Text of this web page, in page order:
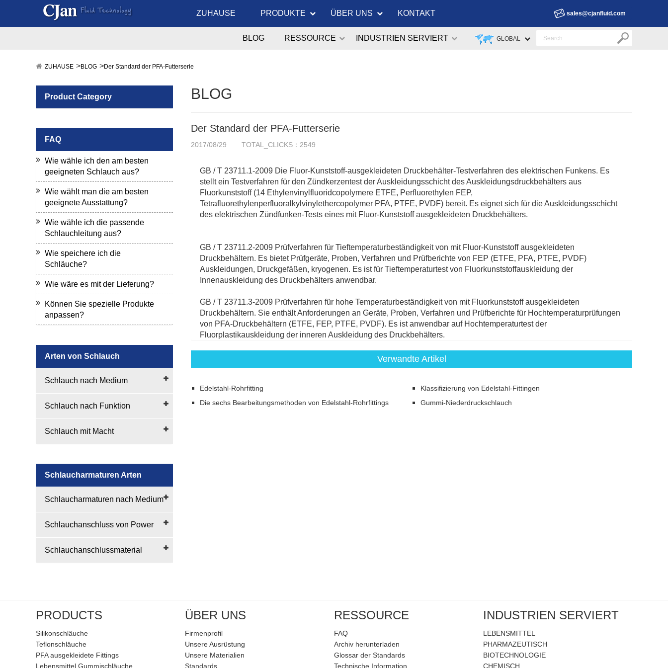
ZUHAUSE PRODUKTE ÜBER UNS KONTAKT sales@cjanfluid.com
GLOBAL
BLOG RESSOURCE INDUSTRIEN SERVIERT
ZUHAUSE BLOG Der Standard der PFA-Futterserie
Product Category
FAQ
Wie wähle ich den am besten
geeigneten Schlauch aus?
Wie wählt man die am besten
geeignete Ausstattung?
Wie wähle ich die passende
Schlauchleitung aus?
Wie speichere ich die
Schläuche?
Wie wäre es mit der Lieferung?
Können Sie spezielle Produkte
anpassen?
Arten von Schlauch
Schlauch nach Medium
Schlauch nach Funktion
Schlauch mit Macht
Schlaucharmaturen Arten
Schlaucharmaturen nach Medium
Schlauchanschluss von Power
Schlauchanschlussmaterial
BLOG
Der Standard der PFA-Futterserie
2017/08/29 TOTAL_CLICKS：2549
GB / T 23711.1-2009 Die Fluor-Kunststoff-ausgekleideten Druckbehälter-Testverfahren des elektrischen Funkens. Es
stellt ein Testverfahren für den Zündkerzentest der Auskleidungsschicht des Auskleidungsdruckbehälters aus
Fluorkunststoff (14 Ethylenvinylfluoridcopolymere ETFE, Perfluorethylen FEP,
Tetrafluorethylenperfluoralkylvinylethercopolymer PFA, PTFE, PVDF) bereit. Es eignet sich für die Auskleidungsschicht
des elektrischen Zündfunken-Tests eines mit Fluor-Kunststoff ausgekleideten Druckbehälters.
GB / T 23711.2-2009 Prüfverfahren für Tieftemperaturbeständigkeit von mit Fluor-Kunststoff ausgekleideten
Druckbehältern. Es bietet Prüfgeräte, Proben, Verfahren und Prüfberichte von FEP (ETFE, PFA, PTFE, PVDF)
Auskleidungen, Druckgefäßen, kryogenen. Es ist für Tieftemperaturtest von Fluorkunststoffauskleidung der
Innenauskleidung des Druckbehälters anwendbar.
GB / T 23711.3-2009 Prüfverfahren für hohe Temperaturbeständigkeit von mit Fluorkunststoff ausgekleideten
Druckbehältern. Sie enthält Anforderungen an Geräte, Proben, Verfahren und Prüfberichte für Hochtemperaturprüfungen
von PFA-Druckbehältern (ETFE, FEP, PTFE, PVDF). Es ist anwendbar auf Hochtemperaturtest der
Fluorplastikauskleidung der inneren Auskleidung des Druckbehälters.
Verwandte Artikel
Edelstahl-Rohrfitting
Klassifizierung von Edelstahl-Fittingen
Die sechs Bearbeitungsmethoden von Edelstahl-Rohrfittings
Gummi-Niederdruckschlauch
PRODUCTS
Silikonschläuche
Teflonschläuche
PFA ausgekleidete Fittings
Lebensmittel Gummischläuche
ÜBER UNS
Firmenprofil
Unsere Ausrüstung
Unsere Materialien
Standards
RESSOURCE
FAQ
Archiv herunterladen
Glossar der Standards
Technische Information
INDUSTRIEN SERVIERT
LEBENSMITTEL
PHARMAZEUTISCH
BIOTECHNOLOGIE
CHEMISCH